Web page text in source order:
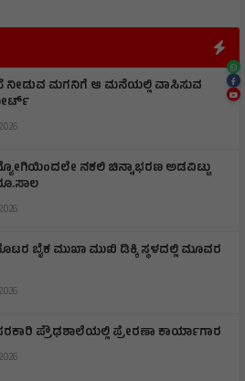
ನೀಡುವ ಮಗನಿಗೆ ಆ ಮನೆಯಲ್ಲಿ ವಾಸಿಸುವ
ನಕಲಿ ಚಿನ್ನಾಭರಣ ಅಡವಿಟ್ಟು
ಬೈಕ ಮುಖಾ ಮುಖಿ‌ ಡಿಕ್ಕಿ ಸ್ಥಳದಲ್ಲಿ ಮೂವರ
ಪ್ರೌಢಶಾಲೆಯಲ್ಲಿ ಪ್ರೇರಣಾ ಕಾರ್ಯಾಗಾರ